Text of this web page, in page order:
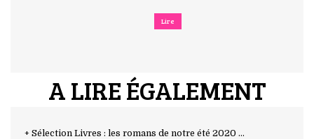
Lire
A LIRE ÉGALEMENT
+ Sélection Livres : les romans de notre été 2020 ...